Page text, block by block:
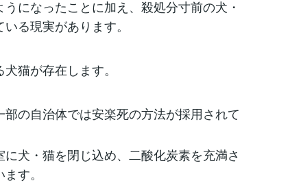
になったことに加え、殺処分寸前の犬・
る現実があります。
猫が存在します。
の自治体では安楽死の方法が採用されて
犬・猫を閉じ込め、二酸化炭素を充満さ
す。